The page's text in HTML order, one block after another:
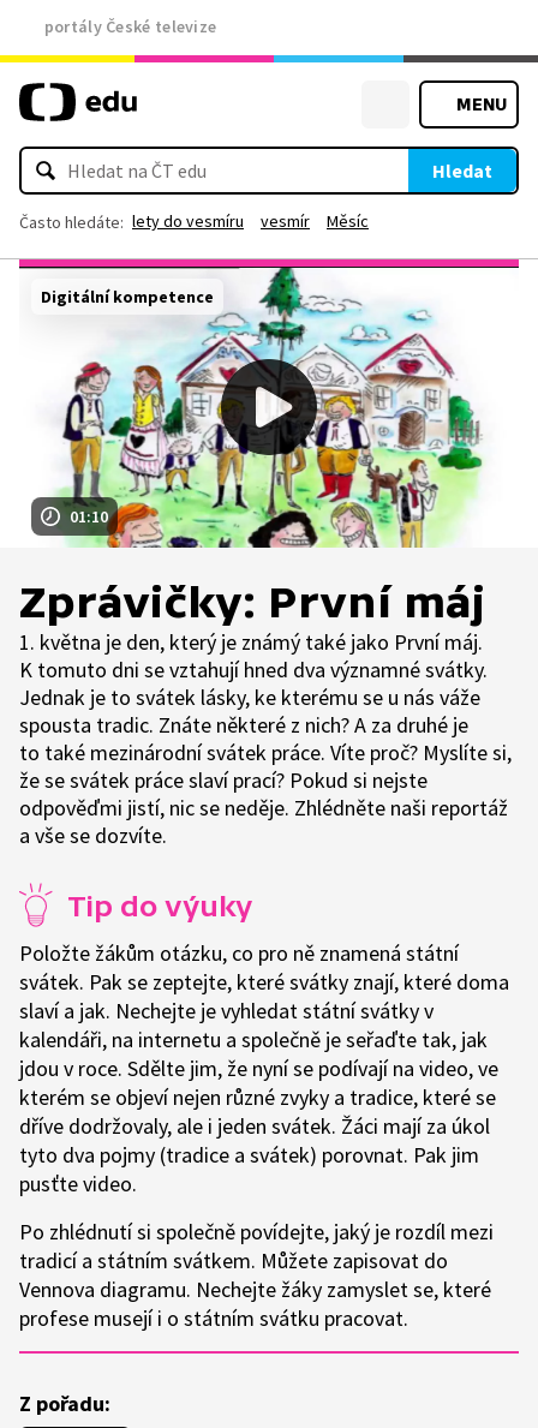
portály České televize
MENU
Hledat
Často hledáte: lety do vesmíru vesmír Měsíc
01:10
Digitální kompetence
Zprávičky: První máj
1. května je den, který je známý také jako První máj.
K tomuto dni se vztahují hned dva významné svátky.
Jednak je to svátek lásky, ke kterému se u nás váže
spousta tradic. Znáte některé z nich? A za druhé je
to také mezinárodní svátek práce. Víte proč? Myslíte si,
že se svátek práce slaví prací? Pokud si nejste
odpověďmi jistí, nic se neděje. Zhlédněte naši reportáž
a vše se dozvíte.
Tip do výuky
Položte žákům otázku, co pro ně znamená státní
svátek. Pak se zeptejte, které svátky znají, které doma
slaví a jak. Nechejte je vyhledat státní svátky v
kalendáři, na internetu a společně je seřaďte tak, jak
jdou v roce. Sdělte jim, že nyní se podívají na video, ve
kterém se objeví nejen různé zvyky a tradice, které se
dříve dodržovaly, ale i jeden svátek. Žáci mají za úkol
tyto dva pojmy (tradice a svátek) porovnat. Pak jim
pusťte video.
Po zhlédnutí si společně povídejte, jaký je rozdíl mezi
tradicí a státním svátkem. Můžete zapisovat do
Vennova diagramu. Nechejte žáky zamyslet se, které
profese musejí i o státním svátku pracovat.
Z pořadu: